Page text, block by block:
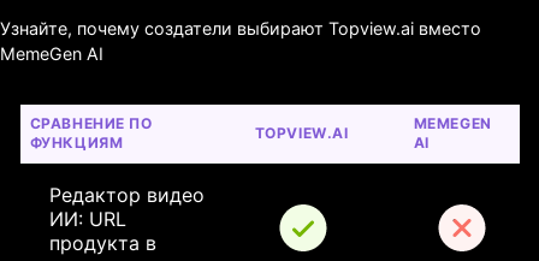
Узнайте, почему создатели выбирают Topview.ai вместо
MemeGen AI
СРАВНЕНИЕ ПО
ФУНКЦИЯМ
TOPVIEW.AI
MEMEGEN
AI
Редактор видео
ИИ: URL
продукта в